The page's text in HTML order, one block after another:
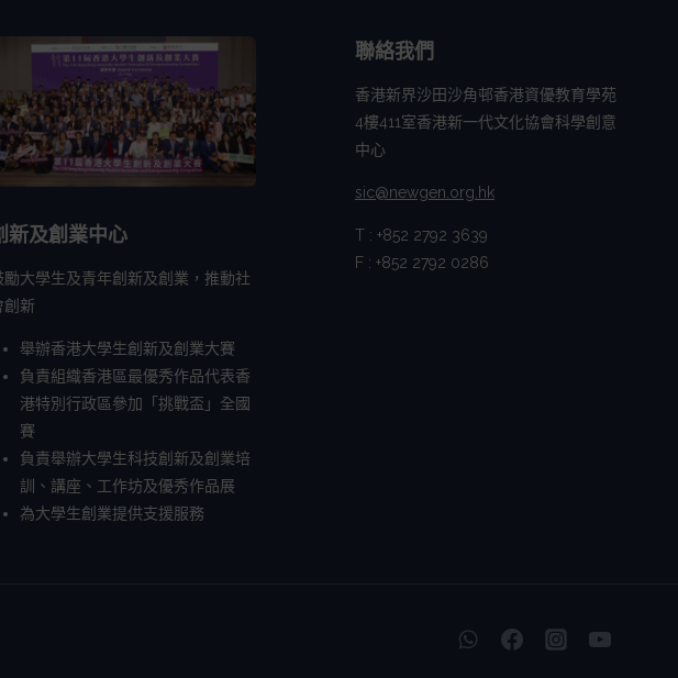
新及創業中心
勵大學生及青年創新及創業，推動社
創新
舉辦香港大學生創新及創業大賽
負責組織香港區最優秀作品代表香
港特別行政區參加「挑戰盃」全國
賽
負責舉辦大學生科技創新及創業培
訓、講座、工作坊及優秀作品展
為大學生創業提供支援服務
聯絡我們
香港新界沙田沙角邨香港資優教育學苑
4樓411室香港新一代文化協會科學創意
中心
sic@newgen.org.hk
T : +852 2792 3639
F : +852 2792 0286